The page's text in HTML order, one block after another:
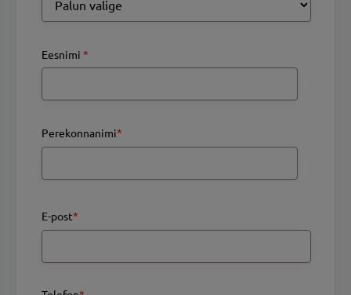
Eesnimi *
Perekonnanimi*
E-post*